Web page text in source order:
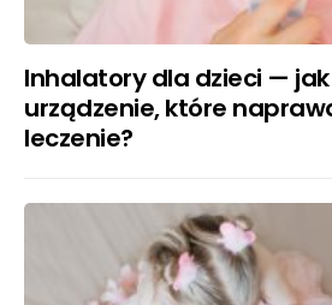
Inhalatory dla dzieci —
urządzenie, które
leczenie?